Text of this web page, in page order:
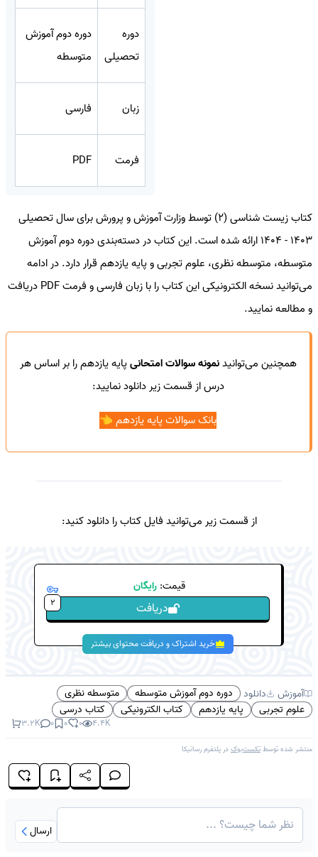
دوره
تحصیلی
دوره دوم آموزش
متوسطه
زبان فارسی
فرمت PDF
کتاب زیست شناسی (2) توسط وزارت آموزش و پرورش برای سال تحصیلی
1403 - 1404 ارائه شده است. این کتاب در دسته‌بندی دوره دوم آموزش
متوسطه، متوسطه نظری، علوم تجربی و پایه یازدهم قرار دارد. در ادامه
می‌توانید نسخه الکترونیکی این کتاب را با زبان فارسی و فرمت PDF دریافت
و مطالعه نمایید.
همچنین می‌توانیدنمونه سوالات امتحانیپایه یازدهم را بر اساس هر
درس از قسمت زیر دانلود نمایید:
بانک سوالات پایه یازدهم 👈
از قسمت زیر می‌توانید فایل کتاب را دانلود کنید:
قیمت: رایگان
دریافت 2
خرید اشتراک و دریافت محتوای بیشتر
آموزش دانلود دوره دوم آموزش متوسطه
متوسطه نظری
علوم تجربی
پایه یازدهم کتاب الکترونیکی کتاب درسی
4.4K
0
0
0
3.2K
منتشر شده توسطتکست‌بوک در پلتفرمرسانیکا
ارسال